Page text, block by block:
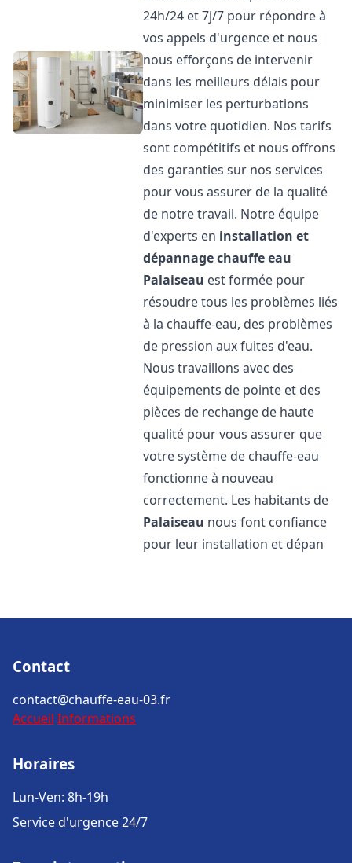
24h/24 et 7j/7 pour répondre à
vos appels d'urgence et nous
nous efforçons de intervenir
dans les meilleurs délais pour
minimiser les perturbations
dans votre quotidien. Nos tarifs
sont compétitifs et nous offrons
des garanties sur nos services
pour vous assurer de la qualité
de notre travail. Notre équipe
d'experts en installation et
dépannage chauffe eau
Palaiseau est formée pour
résoudre tous les problèmes liés
à la chauffe-eau, des problèmes
de pression aux fuites d'eau.
Nous travaillons avec des
équipements de pointe et des
pièces de rechange de haute
qualité pour vous assurer que
votre système de chauffe-eau
fonctionne à nouveau
correctement. Les habitants de
Palaiseau nous font confiance
pour leur installation et dépan
Contact
contact@chauffe-eau-03.fr
Accueil Informations
Horaires
Lun-Ven: 8h-19h
Service d'urgence 24/7